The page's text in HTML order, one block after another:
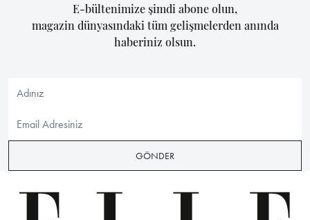
E-bültenimize şimdi abone olun,
magazin dünyasındaki tüm gelişmelerden anında
haberiniz olsun.
GÖNDER